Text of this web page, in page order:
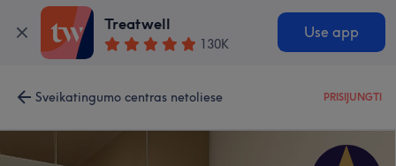
Treatwell
130K
Use app
Sveikatingumo centras netoliese PRISIJUNGTI